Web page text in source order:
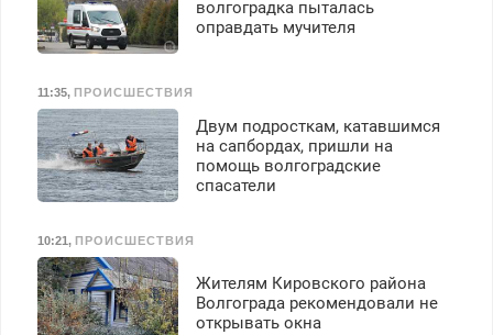
выплачивается денежная
премия. Возможно
бесплатное обучение,
получение документов,
работа инспектором по
транспортной
безопасности с з/п до
125000 руб.
волгоградка пыталась
оправдать мучителя
11:35, ПРОИСШЕСТВИЯ
Двум подросткам, катавшимся
на сапбордах, пришли на
помощь волгоградские
спасатели
10:21, ПРОИСШЕСТВИЯ
Жителям Кировского района
Волгограда рекомендовали не
открывать окна